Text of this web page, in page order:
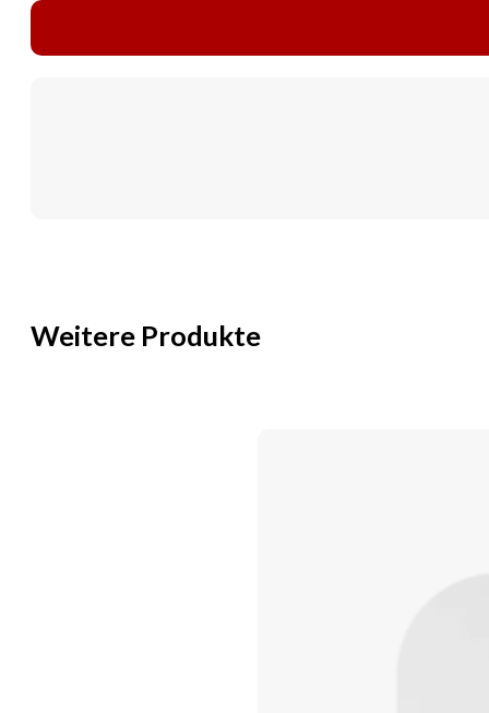
Weitere Produkte